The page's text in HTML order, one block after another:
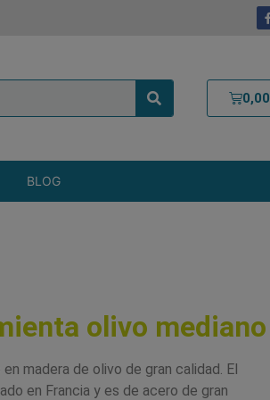
0,00
BLOG
olivo mediano
madera de olivo de gran calidad. El
en Francia y es de acero de gran